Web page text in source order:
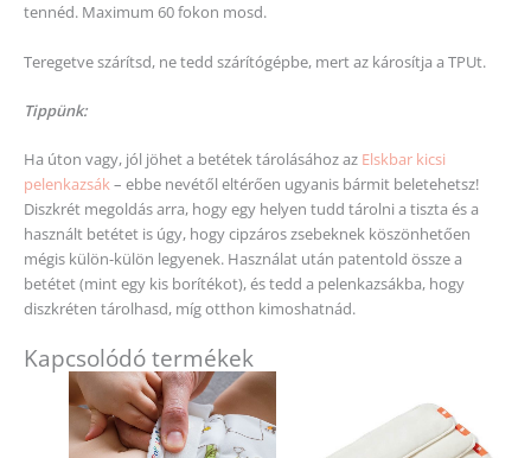
tennéd. Maximum 60 fokon mosd.
Teregetve szárítsd, ne tedd szárítógépbe, mert az károsítja a TPUt.
Tippünk:
Ha úton vagy, jól jöhet a betétek tárolásához az Elskbar kicsi
pelenkazsák– ebbe nevétől eltérően ugyanis bármit beletehetsz!
Diszkrét megoldás arra, hogy egy helyen tudd tárolni a tiszta és a
használt betétet is úgy, hogy cipzáros zsebeknek köszönhetően
mégis külön-külön legyenek. Használat után patentold össze a
betétet (mint egy kis borítékot), és tedd a pelenkazsákba, hogy
diszkréten tárolhasd, míg otthon kimoshatnád.
Kapcsolódó termékek